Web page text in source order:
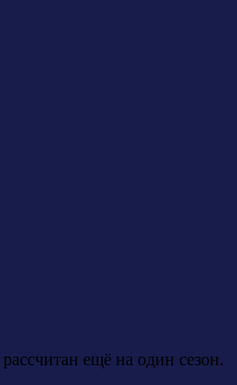
ещё на один сезон.